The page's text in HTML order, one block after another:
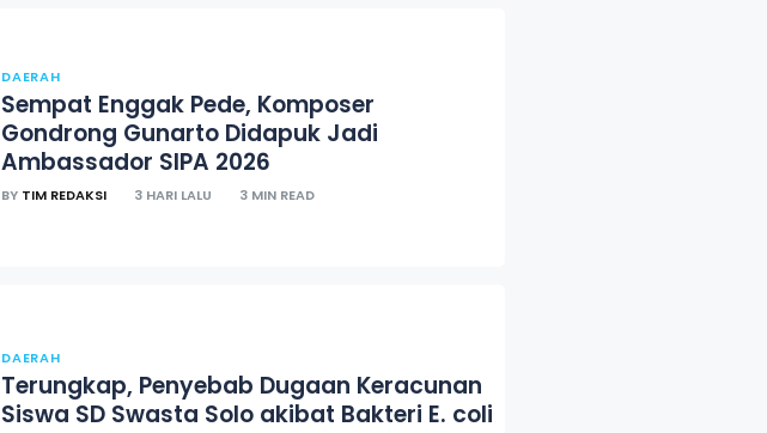
DAERAH
Sempat Enggak Pede, Komposer
Gondrong Gunarto Didapuk Jadi
Ambassador SIPA 2026
BY TIM REDAKSI 3 HARI LALU 3 MIN READ
DAERAH
Terungkap, Penyebab Dugaan Keracunan
Siswa SD Swasta Solo akibat Bakteri E. coli